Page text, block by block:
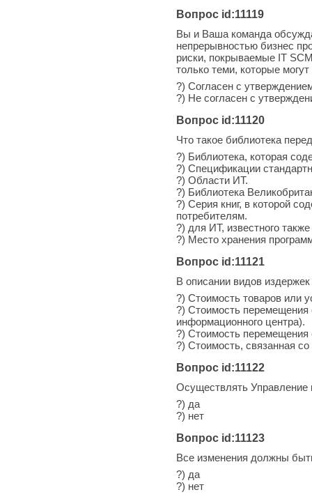
Вопрос id:11119
Вы и Ваша команда
непрерывностью бизнес
риски, покрываемые IT
только теми, которые
?) Согласен с
?) Не согласен с
Вопрос id:11120
Что такое библиотека
?) Библиотека, которая
?) Спецификации
?) Области ИТ.
?) Библиотека
?) Серия книг, в которой
потребителям.
?) для ИТ, известного
?) Место хранения
Вопрос id:11121
В описании видов
?) Стоимость товаров или
?) Стоимость перемещения
информационного центра).
?) Стоимость перемещения
?) Стоимость, связанная
Вопрос id:11122
Осуществлять Управление
?) да
?) нет
Вопрос id:11123
Все изменения должны
?) да
?) нет